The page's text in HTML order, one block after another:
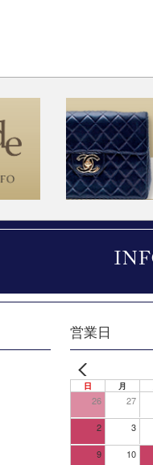
営業日
日 月
26 27
2 3
9 10